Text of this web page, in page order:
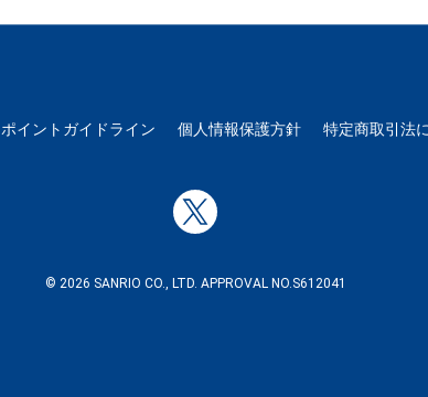
ポイントガイドライン 個人情報保護方針 特定商取引法
© 2026 SANRIO CO., LTD. APPROVAL NO.S612041